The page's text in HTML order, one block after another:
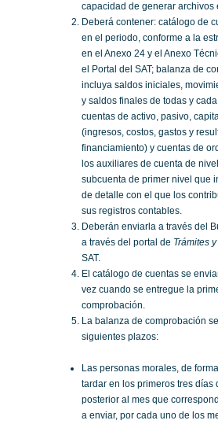
capacidad de generar archivos
Deberá contener: catálogo de
en el periodo, conforme a la
en el Anexo 24 y el Anexo
el Portal del SAT; balanza de
incluya saldos iniciales,
y saldos finales de todas y
cuentas de activo, pasivo,
(ingresos, costos, gastos y
financiamiento) y cuentas de
los auxiliares de cuenta de
subcuenta de primer nivel que
de detalle con el que los
sus registros contables.
Deberán enviarla a través del
a través del portal de Trámites
SAT.
El catálogo de cuentas se
vez cuando se entregue la
comprobación.
La balanza de comprobación
siguientes plazos:
Las personas morales, de
tardar en los primeros tres días
posterior al mes que
a enviar, por cada uno de los